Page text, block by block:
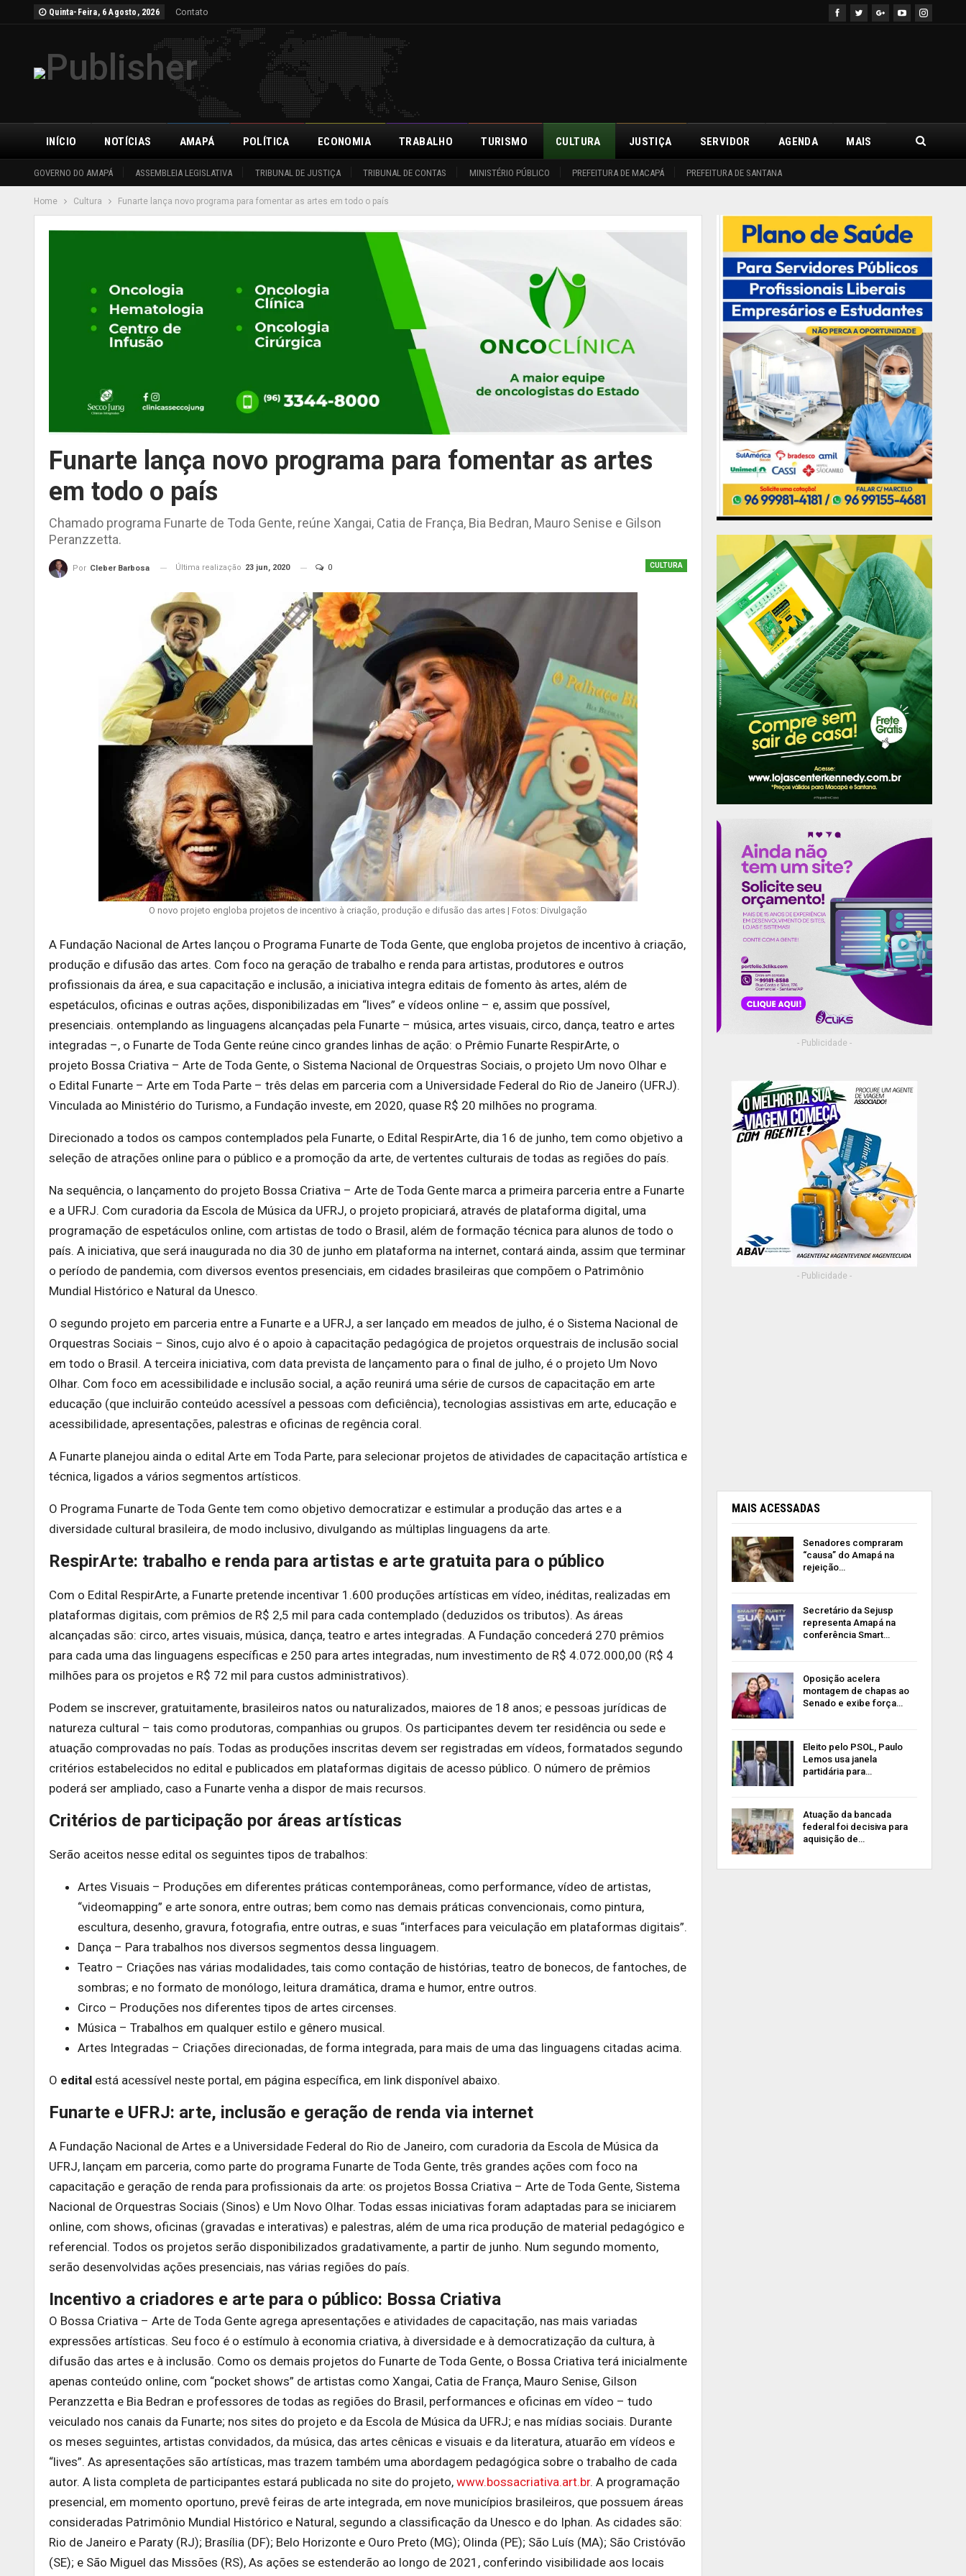
Quinta-Feira, 6 Agosto, 2026 Contato
INÍCIO
GOVERNO DO AMAPÁ ASSEMBLEIA LEGISLATIVA TRIBUNAL DE JUSTIÇA TRIBUNAL DE CONTAS MINISTÉRIO PÚBLICO PREFEITURA DE MACAPÁ PREFEITURA DE SANTANA
NOTÍCIAS AMAPÁ POLÍTICA ECONOMIA TRABALHO TURISMO CULTURA JUSTIÇA SERVIDOR AGENDA MAIS
Home Cultura Funarte lança novo programa para fomentar as artes em todo o país
Funarte lança novo programa para fomentar as artes
em todo o país
Chamado programa ​​​​​​​​​​​​​​Funarte de Toda Gente, reúne Xangai, Catia de França, Bia Bedran, Mauro Senise e Gilson
Peranzzetta.
CULTURA
Por Cleber Barbosa Última realização 23 jun, 2020 0
O novo projeto engloba projetos de incentivo à criação, produção e difusão das artes | Fotos: Divulgação
A Fundação Nacional de Artes lançou o Programa Funarte de Toda Gente, que engloba projetos de incentivo à criação,
produção e difusão das artes. Com foco na geração de trabalho e renda para artistas, produtores e outros
profissionais da área, e sua capacitação e inclusão, a iniciativa integra editais de fomento às artes, além de
espetáculos, oficinas e outras ações, disponibilizadas em “lives” e vídeos online – e, assim que possível,
presenciais. ontemplando as linguagens alcançadas pela Funarte – música, artes visuais, circo, dança, teatro e artes
integradas –, o Funarte de Toda Gente reúne cinco grandes linhas de ação: o Prêmio Funarte RespirArte, o
projeto Bossa Criativa – Arte de Toda Gente, o Sistema Nacional de Orquestras Sociais, o projeto Um novo Olhar e
o Edital Funarte – Arte em Toda Parte – três delas em parceria com a Universidade Federal do Rio de Janeiro (UFRJ).
Vinculada ao Ministério do Turismo, a Fundação investe, em 2020, quase R$ 20 milhões no programa.
Direcionado a todos os campos contemplados pela Funarte, o Edital RespirArte, dia 16 de junho, tem como objetivo a
seleção de atrações online para o público e a promoção da arte, de vertentes culturais de todas as regiões do país.
Na sequência, o lançamento do projeto Bossa Criativa – Arte de Toda Gente marca a primeira parceria entre a Funarte
e a UFRJ. Com curadoria da Escola de Música da UFRJ, o projeto propiciará, através de plataforma digital, uma
programação de espetáculos online, com artistas de todo o Brasil, além de formação técnica para alunos de todo o
país. A iniciativa, que será inaugurada no dia 30 de junho em plataforma na internet, contará ainda, assim que terminar
o período de pandemia, com diversos eventos presenciais, em cidades brasileiras que compõem o Patrimônio
Mundial Histórico e Natural da Unesco.
O segundo projeto em parceria entre a Funarte e a UFRJ, a ser lançado em meados de julho, é o Sistema Nacional de
Orquestras Sociais – Sinos, cujo alvo é o apoio à capacitação pedagógica de projetos orquestrais de inclusão social
em todo o Brasil. A terceira iniciativa, com data prevista de lançamento para o final de julho, é o projeto Um Novo
Olhar. Com foco em acessibilidade e inclusão social, a ação reunirá uma série de cursos de capacitação em arte
educação (que incluirão conteúdo acessível a pessoas com deficiência), tecnologias assistivas em arte, educação e
acessibilidade, apresentações, palestras e oficinas de regência coral.
A Funarte planejou ainda o edital Arte em Toda Parte, para selecionar projetos de atividades de capacitação artística e
técnica, ligados a vários segmentos artísticos.
O Programa Funarte de Toda Gente tem como objetivo democratizar e estimular a produção das artes e a
diversidade cultural brasileira, de modo inclusivo, divulgando as múltiplas linguagens da arte.
RespirArte: trabalho e renda para artistas e arte gratuita para o público
Com o Edital RespirArte, a Funarte pretende incentivar 1.600 produções artísticas em vídeo, inéditas, realizadas em
plataformas digitais, com prêmios de R$ 2,5 mil para cada contemplado (deduzidos os tributos). As áreas
alcançadas são: circo, artes visuais, música, dança, teatro e artes integradas. A Fundação concederá 270 prêmios
para cada uma das linguagens específicas e 250 para artes integradas, num investimento de R$ 4.072.000,00 (R$ 4
milhões para os projetos e R$ 72 mil para custos administrativos).
Podem se inscrever, gratuitamente, brasileiros natos ou naturalizados, maiores de 18 anos; e pessoas jurídicas de
natureza cultural – tais como produtoras, companhias ou grupos. Os participantes devem ter residência ou sede e
atuação comprovadas no país. Todas as produções inscritas devem ser registradas em vídeos, formatados segundo
critérios estabelecidos no edital e publicados em plataformas digitais de acesso público. O número de prêmios
poderá ser ampliado, caso a Funarte venha a dispor de mais recursos.
Critérios de participação por áreas artísticas
Serão aceitos nesse edital os seguintes tipos de trabalhos:
Artes Visuais – Produções em diferentes práticas contemporâneas, como performance, vídeo de artistas,
“videomapping” e arte sonora, entre outras; bem como nas demais práticas convencionais, como pintura,
escultura, desenho, gravura, fotografia, entre outras, e suas “interfaces para veiculação em plataformas digitais”.
Dança – Para trabalhos nos diversos segmentos dessa linguagem.
Teatro – Criações nas várias modalidades, tais como contação de histórias, teatro de bonecos, de fantoches, de
sombras; e no formato de monólogo, leitura dramática, drama e humor, entre outros.
Circo – Produções nos diferentes tipos de artes circenses.
Música – Trabalhos em qualquer estilo e gênero musical.
Artes Integradas – Criações direcionadas, de forma integrada, para mais de uma das linguagens citadas acima.
O edital está acessível neste portal, em página específica, em link disponível abaixo.
Funarte e UFRJ: arte, inclusão e geração de renda via internet
A Fundação Nacional de Artes e a Universidade Federal do Rio de Janeiro, com curadoria da Escola de Música da
UFRJ, lançam em parceria, como parte do programa Funarte de Toda Gente, três grandes ações com foco na
capacitação e geração de renda para profissionais da arte: os projetos Bossa Criativa – Arte de Toda Gente, Sistema
Nacional de Orquestras Sociais (Sinos) e Um Novo Olhar. Todas essas iniciativas foram adaptadas para se iniciarem
online, com shows, oficinas (gravadas e interativas) e palestras, além de uma rica produção de material pedagógico e
referencial. Todos os projetos serão disponibilizados gradativamente, a partir de junho. Num segundo momento,
serão desenvolvidas ações presenciais, nas várias regiões do país.
Incentivo a criadores e arte para o público: Bossa Criativa
O Bossa Criativa – Arte de Toda Gente agrega apresentações e atividades de capacitação, nas mais variadas
expressões artísticas. Seu foco é o estímulo à economia criativa, à diversidade e à democratização da cultura, à
difusão das artes e à inclusão. Como os demais projetos do Funarte de Toda Gente, o Bossa Criativa terá inicialmente
apenas conteúdo online, com “pocket shows” de artistas como Xangai, Catia de França, Mauro Senise, Gilson
Peranzzetta e Bia Bedran e professores de todas as regiões do Brasil, performances e oficinas em vídeo – tudo
veiculado nos canais da Funarte; nos sites do projeto e da Escola de Música da UFRJ; e nas mídias sociais. Durante
os meses seguintes, artistas convidados, da música, das artes cênicas e visuais e da literatura, atuarão em vídeos e
“lives”. As apresentações são artísticas, mas trazem também uma abordagem pedagógica sobre o trabalho de cada
autor. A lista completa de participantes estará publicada no site do projeto, www.bossacriativa.art.br. A programação
presencial, em momento oportuno, prevê feiras de arte integrada, em nove municípios brasileiros, que possuem áreas
consideradas Patrimônio Mundial Histórico e Natural, segundo a classificação da Unesco e do Iphan. As cidades são:
Rio de Janeiro e Paraty (RJ); Brasília (DF); Belo Horizonte e Ouro Preto (MG); Olinda (PE); São Luís (MA); São Cristóvão
(SE); e São Miguel das Missões (RS), As ações se estenderão ao longo de 2021, conferindo visibilidade aos locais
- Publicidade -
- Publicidade -
MAIS ACESSADAS
Senadores compraram
“causa” do Amapá na
rejeição…
Secretário da Sejusp
representa Amapá na
conferência Smart…
Oposição acelera
montagem de chapas ao
Senado e exibe força…
Eleito pelo PSOL, Paulo
Lemos usa janela
partidária para…
Atuação da bancada
federal foi decisiva para
aquisição de…